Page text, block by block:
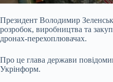
Президент Володимир
розробок, виробництва та
дронах-перехоплювачах.
Про це глава держави
Укрінформ.